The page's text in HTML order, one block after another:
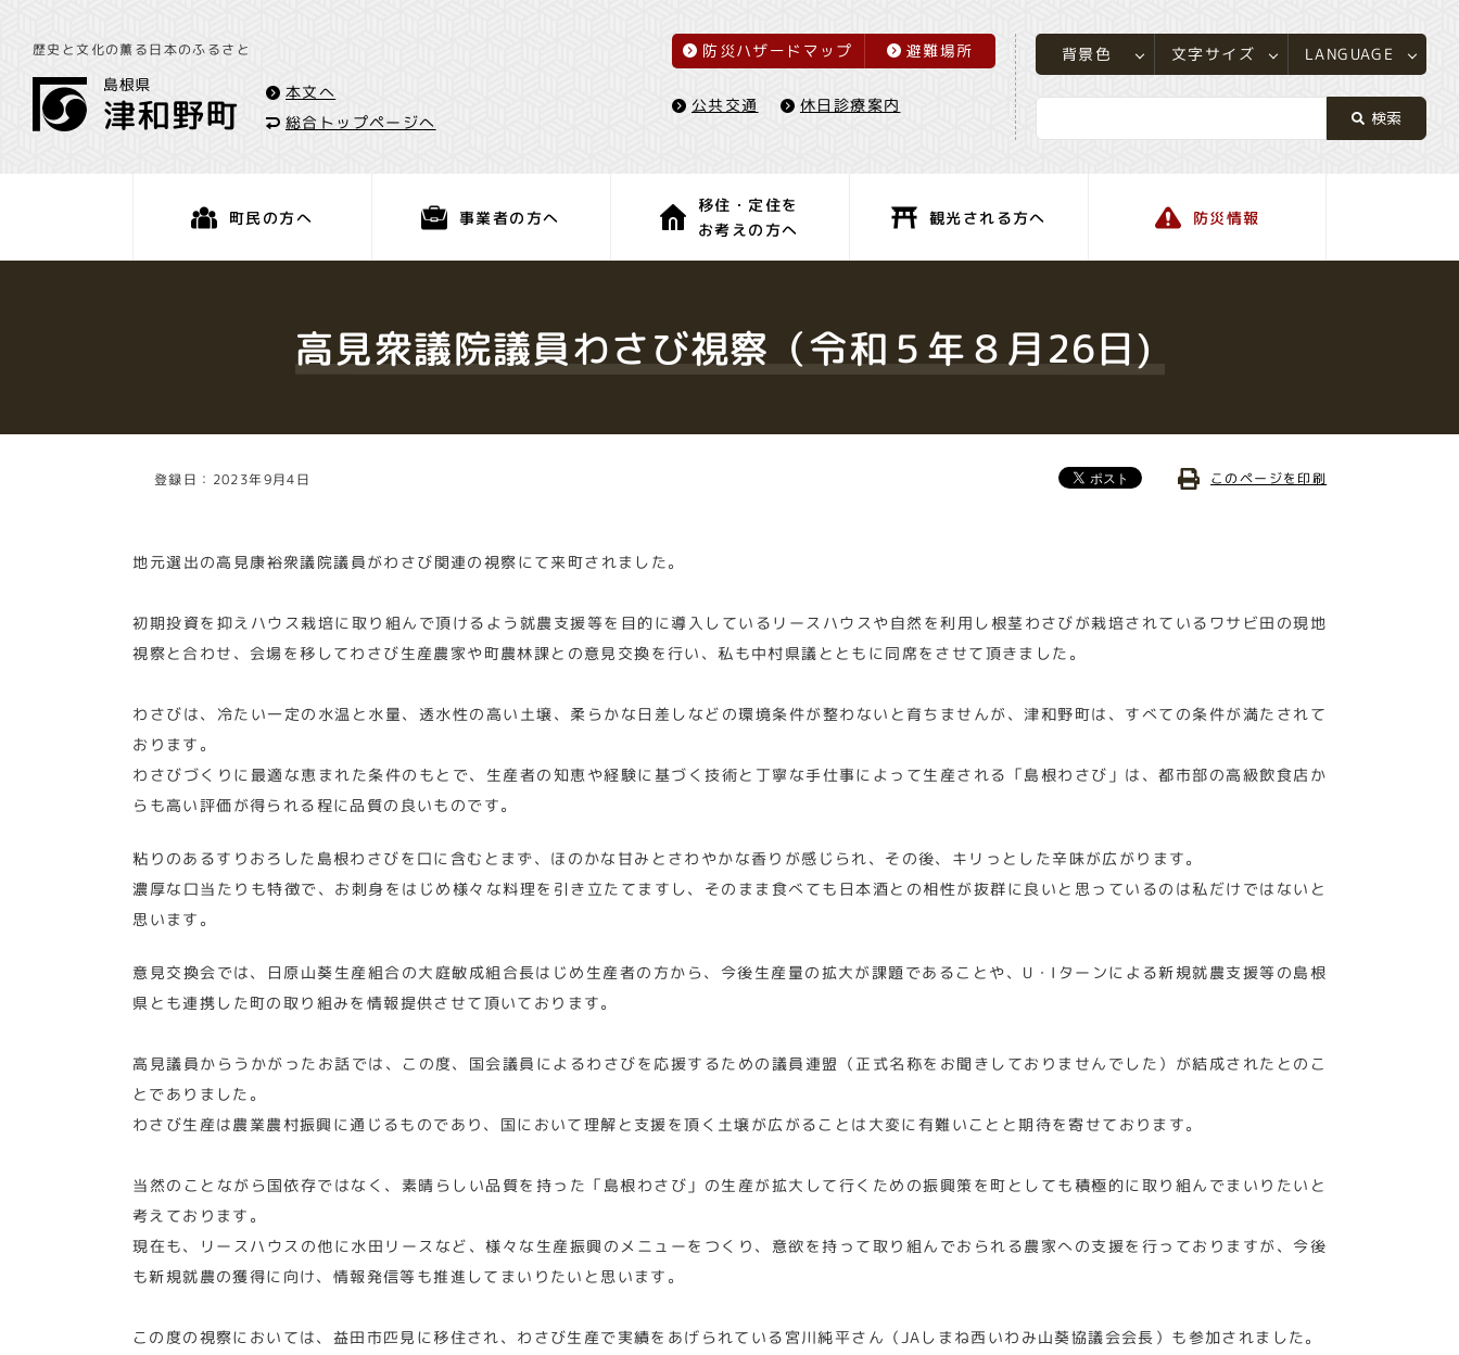
歴史と文化の薫る日本のふるさと
本文へ
総合トップページへ
防災ハザードマップ 避難場所
公共交通 休日診療案内
背景色 文字サイズ LANGUAGE
町民の方へ 事業者の方へ
移住・定住を
お考えの方へ
観光される方へ 防災情報
高見衆議院議員わさび視察（令和５年８月26日)
登録日：2023年9月4日 このページを印刷
地元選出の高見康裕衆議院議員がわさび関連の視察にて来町されました。
初期投資を抑えハウス栽培に取り組んで頂けるよう就農支援等を目的に導入しているリースハウスや自然を利用し根茎わさびが栽培されているワサビ田の現地
視察と合わせ、会場を移してわさび生産農家や町農林課との意見交換を行い、私も中村県議とともに同席をさせて頂きました。
わさびは、冷たい一定の水温と水量、透水性の高い土壌、柔らかな日差しなどの環境条件が整わないと育ちませんが、津和野町は、すべての条件が満たされて
おります。
わさびづくりに最適な恵まれた条件のもとで、生産者の知恵や経験に基づく技術と丁寧な手仕事によって生産される「島根わさび」は、都市部の高級飲食店か
らも高い評価が得られる程に品質の良いものです。
粘りのあるすりおろした島根わさびを口に含むとまず、ほのかな甘みとさわやかな香りが感じられ、その後、キリっとした辛味が広がります。
濃厚な口当たりも特徴で、お刺身をはじめ様々な料理を引き立たてますし、そのまま食べても日本酒との相性が抜群に良いと思っているのは私だけではないと
思います。
意見交換会では、日原山葵生産組合の大庭敏成組合長はじめ生産者の方から、今後生産量の拡大が課題であることや、U・Iターンによる新規就農支援等の島根
県とも連携した町の取り組みを情報提供させて頂いております。
高見議員からうかがったお話では、この度、国会議員によるわさびを応援するための議員連盟（正式名称をお聞きしておりませんでした）が結成されたとのこ
とでありました。
わさび生産は農業農村振興に通じるものであり、国において理解と支援を頂く土壌が広がることは大変に有難いことと期待を寄せております。
当然のことながら国依存ではなく、素晴らしい品質を持った「島根わさび」の生産が拡大して行くための振興策を町としても積極的に取り組んでまいりたいと
考えております。
現在も、リースハウスの他に水田リースなど、様々な生産振興のメニューをつくり、意欲を持って取り組んでおられる農家への支援を行っておりますが、今後
も新規就農の獲得に向け、情報発信等も推進してまいりたいと思います。
この度の視察においては、益田市匹見に移住され、わさび生産で実績をあげられている宮川純平さん（JAしまね西いわみ山葵協議会会長）も参加されました。